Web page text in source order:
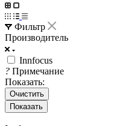
Фильтр
Производитель
Innfocus
? Примечание
Показать:
Очистить